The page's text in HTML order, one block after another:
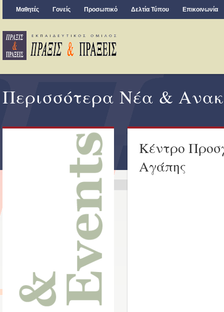
Μαθητές Γονείς Προσωπικό Δελτία Τύπου Επικοινωνία
Περισσότερα Νέα &
Κέντρο
Αγάπης